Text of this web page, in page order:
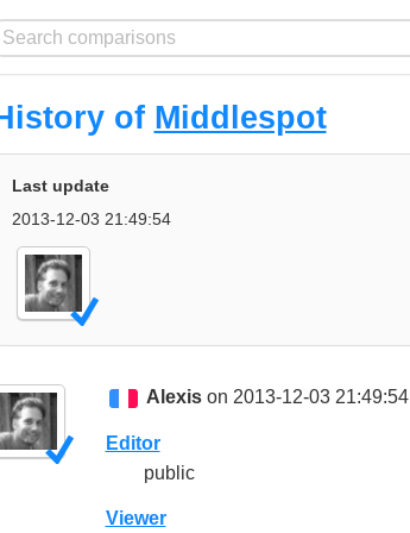
of Middlespot
Last update
2013-12-03 21:49:54
Alexison 2013-12-03 21:49:54
Editor
public
Viewer